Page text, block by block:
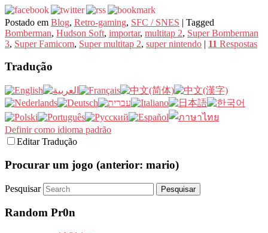
Postado em Blog, Retro-gaming, SFC / SNES | Tagged
Bomberman, Hudson Soft, importar, multitap 2, Super Bomberman
3, Super Famicom, Super multitap 2, super nintendo | 11 Respostas
Tradução
Definir como idioma padrão
Editar Tradução
Procurar um jogo (anterior: mario)
Pesquisar
Random Pr0n